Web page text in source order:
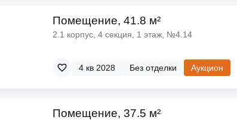
Помещение, 41.8 м²
2.1 корпус, 4 секция, 1 этаж, №4.14
4 кв 2028 Без отделки Аукцион
Помещение, 37.5 м²